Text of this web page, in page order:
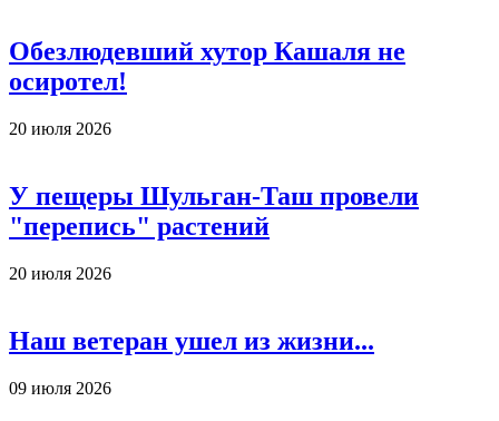
Обезлюдевший хутор Кашаля не
осиротел!
20 июля 2026
У пещеры Шульган-Таш провели
"перепись" растений
20 июля 2026
Наш ветеран ушел из жизни...
09 июля 2026